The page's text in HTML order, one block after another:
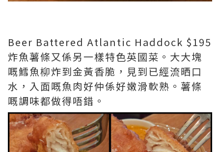
Beer Battered Atlantic Haddock $195
炸魚薯條又係另一樣特色英國菜。大大塊
嘅鱈魚柳炸到金黃香脆，見到已經流晒口
水，入面嘅魚肉好仲係好嫩滑軟熟。薯條
嘅調味都做得唔錯。